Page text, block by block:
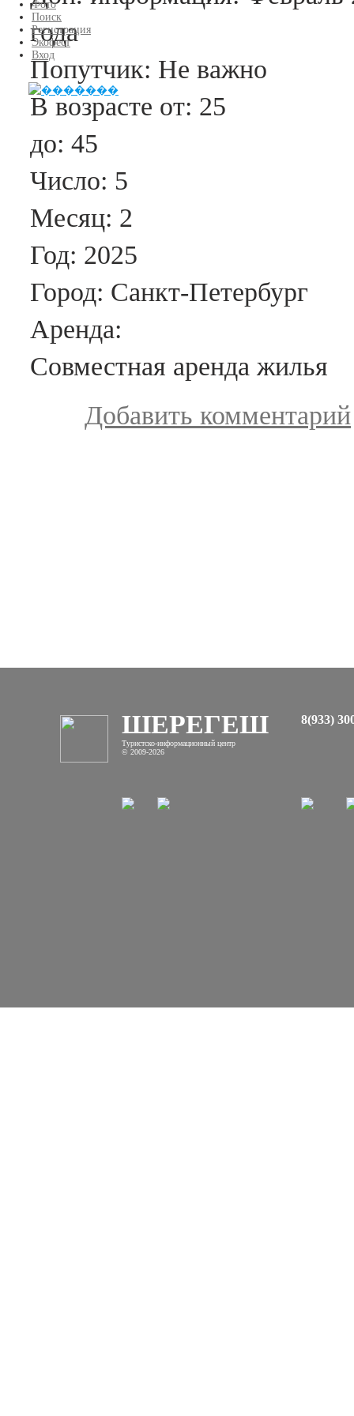
Фото
Поиск
Регистрация
Экофест
Вход
года
Попутчик: Не важно
В возрасте от: 25
до: 45
Число: 5
Месяц: 2
Год: 2025
Город: Санкт-Петербург
Аренда:
Совместная аренда жилья
Добавить комментарий
ШЕРЕГЕШ
Туристско-информационный центр
© 2009-2026
8(933)